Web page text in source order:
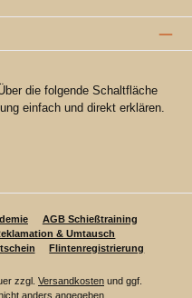
die folgende Schaltfläche
einfach und direkt erklären.
AGB Schießtraining
& Umtausch
Flintenregistrierung
zzgl. Versandkosten und ggf.
anders angegeben.